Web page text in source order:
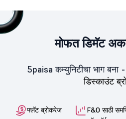
मोफत डिमॅट
5paisa कम्युनिटीचा भाग बना -
डिस्काउंट
फ्लॅट ब्रोकरेज
F&O साठी